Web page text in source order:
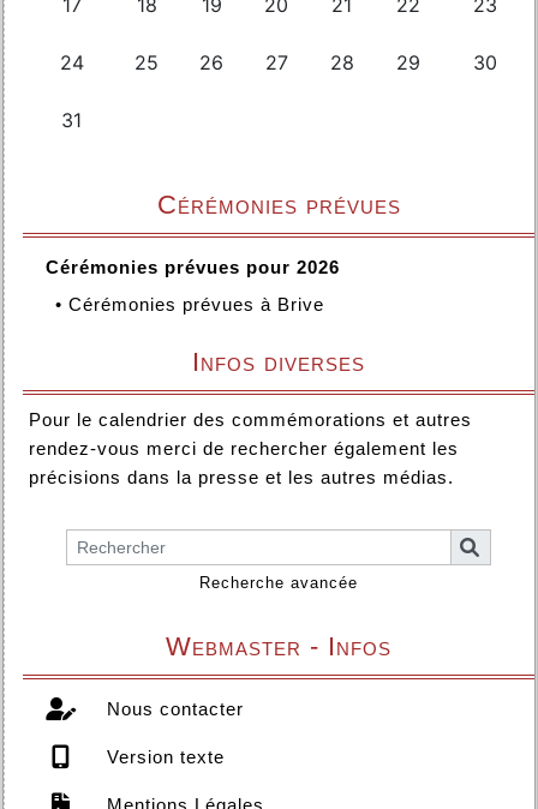
Cérémonies prévues
Cérémonies prévues pour 2026
• Cérémonies prévues à Brive
Infos diverses
Pour le calendrier des commémorations et autres
rendez-vous merci de rechercher également les
précisions dans la presse et les autres médias.
Recherche avancée
Webmaster - Infos
Nous contacter
Version texte